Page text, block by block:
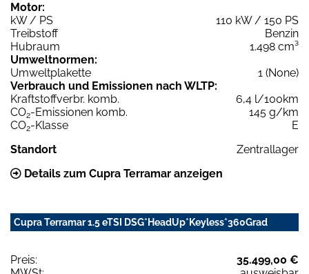
Motor:
kW / PS
110 kW / 150 PS
Treibstoff
Benzin
Hubraum
1.498 cm³
Umweltnormen:
Umweltplakette
1 (None)
Verbrauch und Emissionen nach WLTP:
Kraftstoffverbr. komb.
6,4 l/100km
CO2-Emissionen komb.
145 g/km
CO2-Klasse
E
Standort
Zentrallager
Details zum Cupra Terramar anzeigen
Cupra Terramar 1.5 eTSI DSG*HeadUp*Keyless*360Grad
Preis:
35.499,00 €